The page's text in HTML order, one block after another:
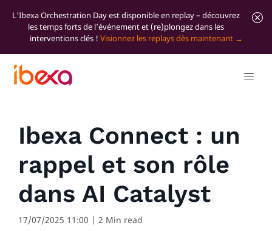
L'Ibexa Orchestration Day est disponible en replay – découvrez
les temps forts de l’événement et (re)plongez dans les
interventions clés ! Visionnez les replays dès maintenant
Tous les articles de blog
Ibexa Connect : un
rappel et son rôle
dans AI Catalyst
17/07/2025 11:00 | 2 Min read